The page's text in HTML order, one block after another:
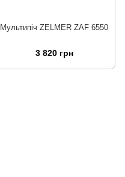
Мультипіч ZELMER ZAF 6550
3 820 грн